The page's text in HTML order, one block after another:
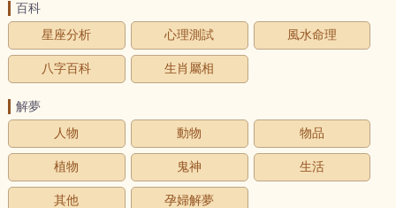
百科
星座分析
心理測試 風水命理
八字百科 生肖屬相
解夢
人物
動物 物品
植物 鬼神 生活
其他 孕婦解夢